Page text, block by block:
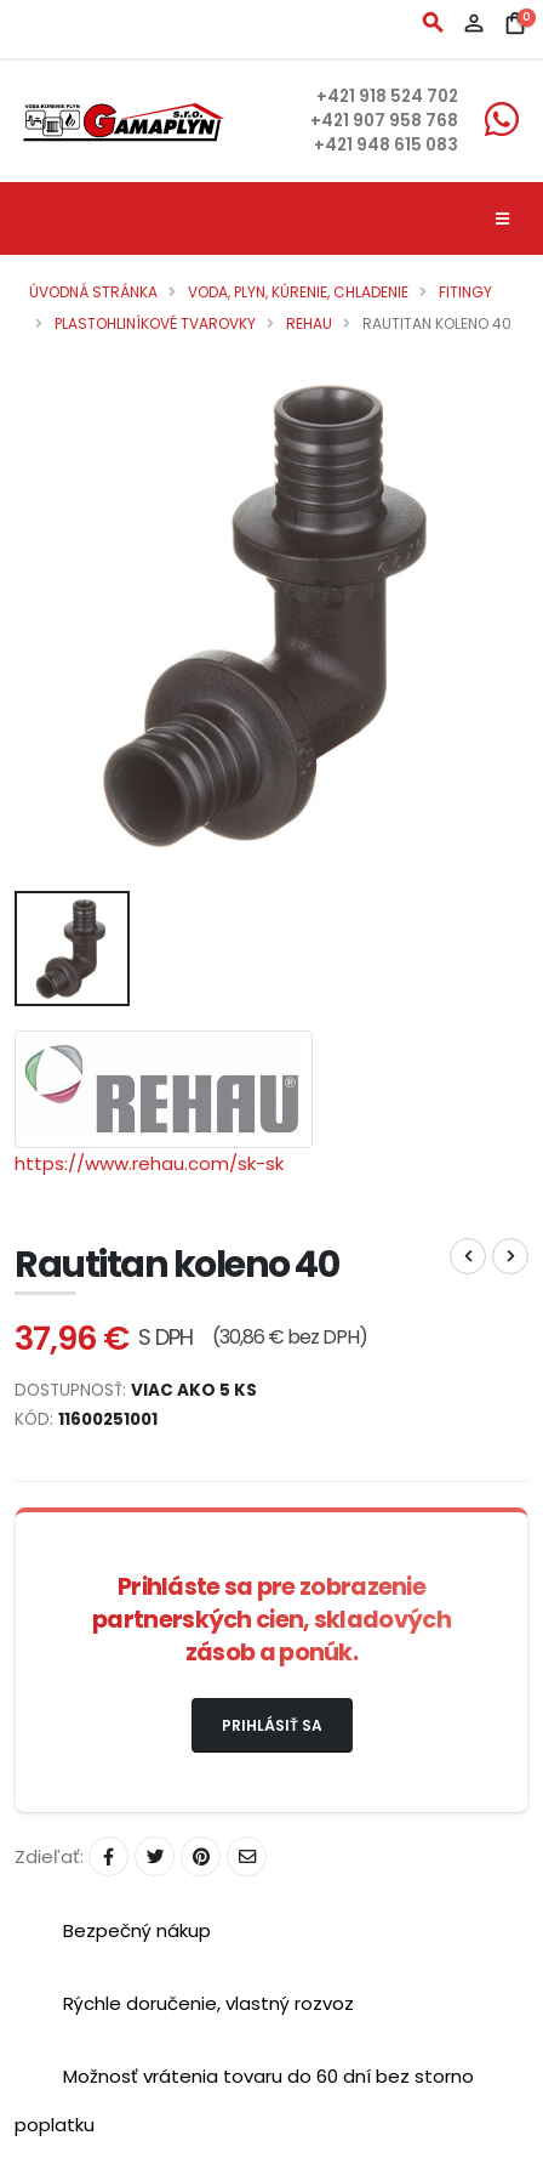
search person_outline shopping_bag0
+421 918 524 702
+421 907 958 768
+421 948 615 083
ÚVODNÁ STRÁNKA VODA, PLYN, KÚRENIE, CHLADENIE
FITINGY
PLASTOHLINÍKOVÉ TVAROVKY
REHAU RAUTITAN KOLENO 40
https://www.rehau.com/sk-sk
Rautitan koleno 40
37,96 € S DPH (30,86 € bez DPH)
DOSTUPNOSŤ: VIAC AKO 5 KS
KÓD: 11600251001
Prihláste sa pre zobrazenie
partnerských cien, skladových
zásob a ponúk.
PRIHLÁSIŤ SA
Zdieľať:
Bezpečný nákup
Rýchle doručenie, vlastný rozvoz
Možnosť vrátenia tovaru do 60 dní bez storno
poplatku